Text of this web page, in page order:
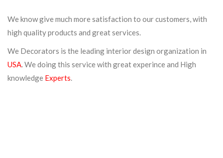
We know give much more satisfaction to our customers, with
high quality products and great services.
We Decorators is the leading interior design organization in
USA. We doing this service with great experince and High
knowledge Experts.